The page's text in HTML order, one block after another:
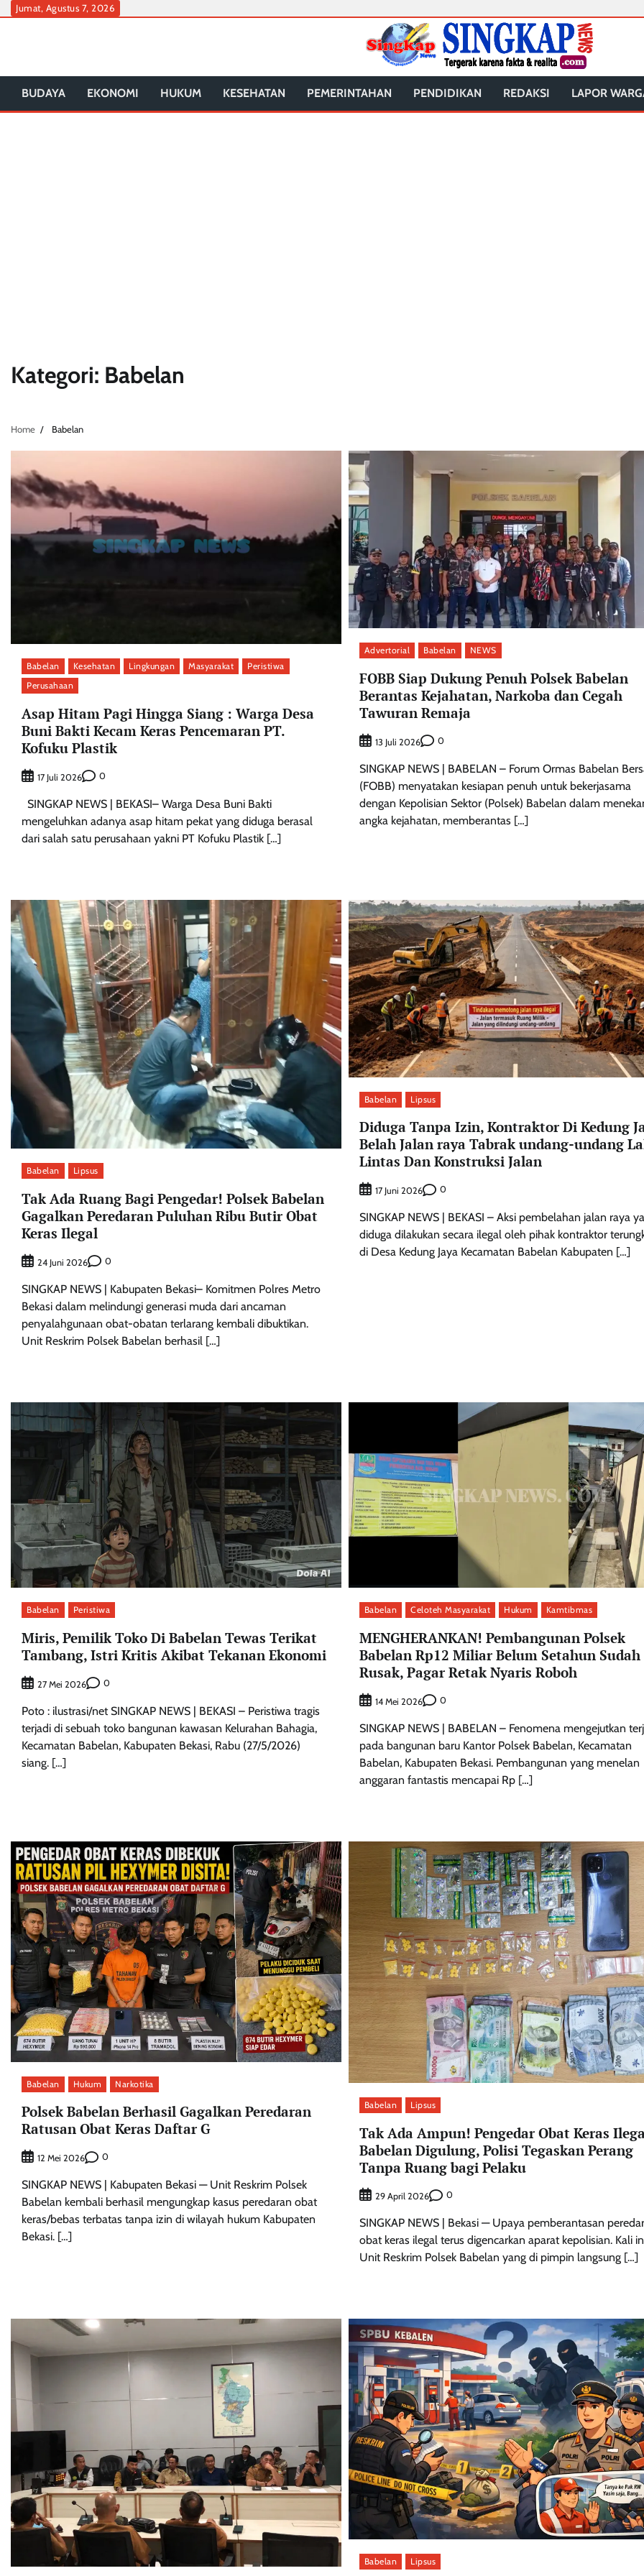
SkipJumat, Agustus 7, 2026
BUDAYA EKONOMI HUKUM KESEHATAN PEMERINTAHAN PENDIDIKAN REDAKSI LAPOR
Kategori: Babelan
Home Babelan
Babelan Kesehatan Lingkungan Masyarakat
Peristiwa
Perusahaan
Asap Hitam Pagi Hingga Siang : Warga Desa
Buni Bakti Kecam Keras Pencemaran PT.
Kofuku Plastik
17 Juli 2026 0
SINGKAP NEWS | BEKASI– ‎Warga Desa Buni Bakti
mengeluhkan adanya asap hitam pekat yang diduga berasal
dari salah satu perusahaan yakni PT Kofuku Plastik […]
Advertorial Babelan NEWS
FOBB Siap Dukung Penuh Polsek Babelan
Berantas Kejahatan, Narkoba dan Cegah
Tawuran Remaja
13 Juli 2026 0
SINGKAP NEWS | BABELAN – Forum Ormas Babelan
(FOBB) menyatakan kesiapan penuh untuk bekerjasama
dengan Kepolisian Sektor (Polsek) Babelan dalam
angka kejahatan, memberantas […]
Babelan Lipsus
Tak Ada Ruang Bagi Pengedar! Polsek Babelan
Gagalkan Peredaran Puluhan Ribu Butir Obat
Keras Ilegal
24 Juni 2026 0
SINGKAP NEWS | Kabupaten Bekasi– Komitmen Polres Metro
Bekasi dalam melindungi generasi muda dari ancaman
penyalahgunaan obat-obatan terlarang kembali dibuktikan.
Unit Reskrim Polsek Babelan berhasil […]
Babelan Lipsus
Diduga Tanpa Izin, Kontraktor Di Kedung
Belah Jalan raya Tabrak undang-undang
Lintas Dan Konstruksi Jalan
17 Juni 2026 0
SINGKAP NEWS | BEKASI – Aksi pembelahan jalan raya
diduga dilakukan secara ilegal oleh pihak kontraktor
di Desa Kedung Jaya Kecamatan Babelan Kabupaten […]
Babelan Peristiwa
Miris, Pemilik Toko Di Babelan Tewas Terikat
Tambang, Istri Kritis Akibat Tekanan Ekonomi
27 Mei 2026 0
Poto : ilustrasi/net SINGKAP NEWS | BEKASI – Peristiwa tragis
terjadi di sebuah toko bangunan kawasan Kelurahan Bahagia,
Kecamatan Babelan, Kabupaten Bekasi, Rabu (27/5/2026)
siang. […]
Babelan Celoteh Masyarakat Hukum Kamtibmas
MENGHERANKAN! Pembangunan Polsek
Babelan Rp12 Miliar Belum Setahun Sudah
Rusak, Pagar Retak Nyaris Roboh
14 Mei 2026 0
SINGKAP NEWS | BABELAN – Fenomena mengejutkan
pada bangunan baru Kantor Polsek Babelan, Kecamatan
Babelan, Kabupaten Bekasi. Pembangunan yang menelan
anggaran fantastis mencapai Rp […]
Babelan Hukum Narkotika
Polsek Babelan Berhasil Gagalkan Peredaran
Ratusan Obat Keras Daftar G
12 Mei 2026 0
SINGKAP NEWS | Kabupaten Bekasi — Unit Reskrim Polsek
Babelan kembali berhasil mengungkap kasus peredaran obat
keras/bebas terbatas tanpa izin di wilayah hukum Kabupaten
Bekasi. […]
Babelan Lipsus
Tak Ada Ampun! Pengedar Obat Keras
Babelan Digulung, Polisi Tegaskan Perang
Tanpa Ruang bagi Pelaku
29 April 2026 0
SINGKAP NEWS | Bekasi — Upaya pemberantasan
obat keras ilegal terus digencarkan aparat kepolisian. Kali
Unit Reskrim Polsek Babelan yang di pimpin langsung […]
Babelan Lipsus